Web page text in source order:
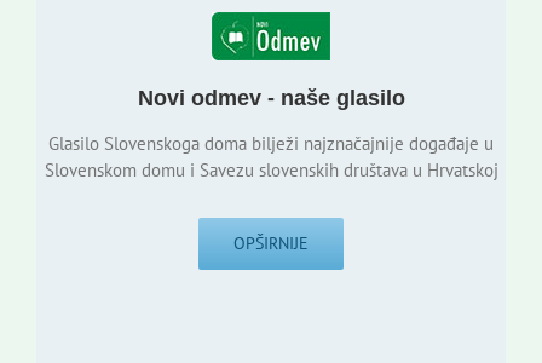
Novi odmev - naše glasilo
Glasilo Slovenskoga doma bilježi najznačajnije događaje u
Slovenskom domu i Savezu slovenskih društava u Hrvatskoj
OPŠIRNIJE